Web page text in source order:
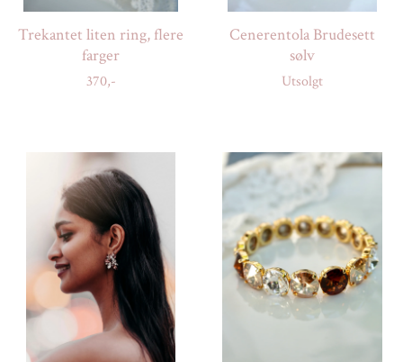
Trekantet liten ring, flere
farger
370,-
Cenerentola Brudesett
sølv
Utsolgt